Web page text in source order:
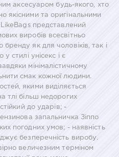
аксесуаром будь-якого, хто
якісними та оригінальними
представлений
виробів всесвітньо
як для чоловіків, так і
стилі унісекс і є
мінімалістичному
смак кожної людини.
якими виділяється
тлі більш недорогих
до ударів; -
запальничка Зіппо
погодних умов; - наявність
безперечність виробу.
величезним терміном